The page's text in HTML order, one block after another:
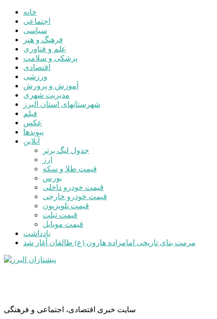
خانه
اجتماعی
سیاسی
فرهنگ و هنر
علم و فناوری
پزشکی و سلامت
اقتصادی
ورزشی
آموزش و پرورش
مدیریت شهری
شهرستانهای استان البرز
فیلم
عکس
پیوندها
آنلاین
جدول لیگ برتر
ارز
قیمت طلا و سکه
بورس
قیمت خودرو داخلی
قیمت خودرو خارجی
قیمت تلویزیون
قیمت تبلت
قیمت موبایل
یادداشت
مرمت بنای تاریخی امامزاده هارون (ع) طالقان آغاز شد
سایت خبری اقتصادی، اجتماعی و فرهنگی